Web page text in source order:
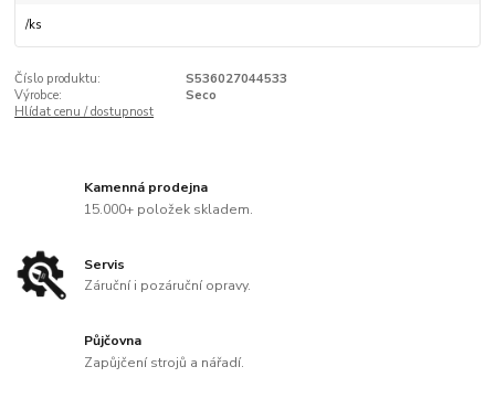
/ks
Číslo produktu:
S536027044533
Výrobce:
Seco
Hlídat cenu / dostupnost
Kamenná prodejna
15.000+ položek skladem.
Servis
Záruční i pozáruční opravy.
Půjčovna
Zapůjčení strojů a nářadí.